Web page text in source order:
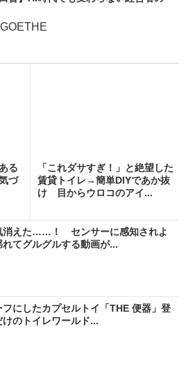
る
づ
「これダサすぎ！」と絶望した
賃貸トイレ→簡単DIYであか抜
け 目からウロコのアイ...
消えた……！ センサーに感知されよ
れてグルグルする動画が...
にしたカプセルトイ「THE 便器」登
のトイレワールド...